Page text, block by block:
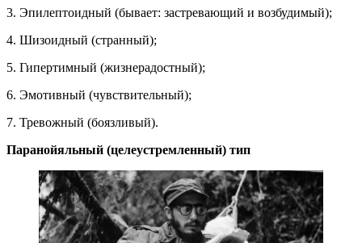
3. Эпилептоидный (бывает: застревающий и возбудимый);
4. Шизоидный (странный);
5. Гипертимный (жизнерадостный);
6. Эмотивный (чувствительный);
7. Тревожный (боязливый).
Паранойяльный (целеустремленный) тип